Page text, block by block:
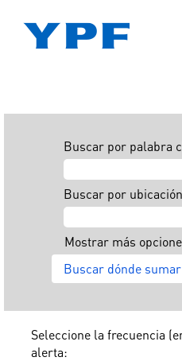
Buscar por palabra
Buscar por ubicación
Mostrar más
Seleccione la frecuencia
alerta: